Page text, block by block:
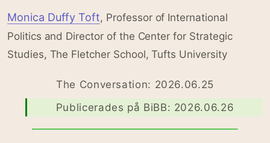
Monica Duffy Toft, Professor of International
Politics and Director of the Center for Strategic
Studies, The Fletcher School, Tufts University
The Conversation: 2026.06.25
Publicerades på BiBB: 2026.06.26